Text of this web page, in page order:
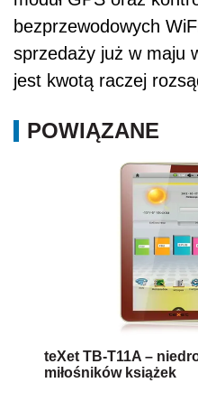
bezprzewodowych
sprzedaży już w maju
jest kwotą raczej
POWIĄZANE
teXet TB-T11A –
miłośników książek